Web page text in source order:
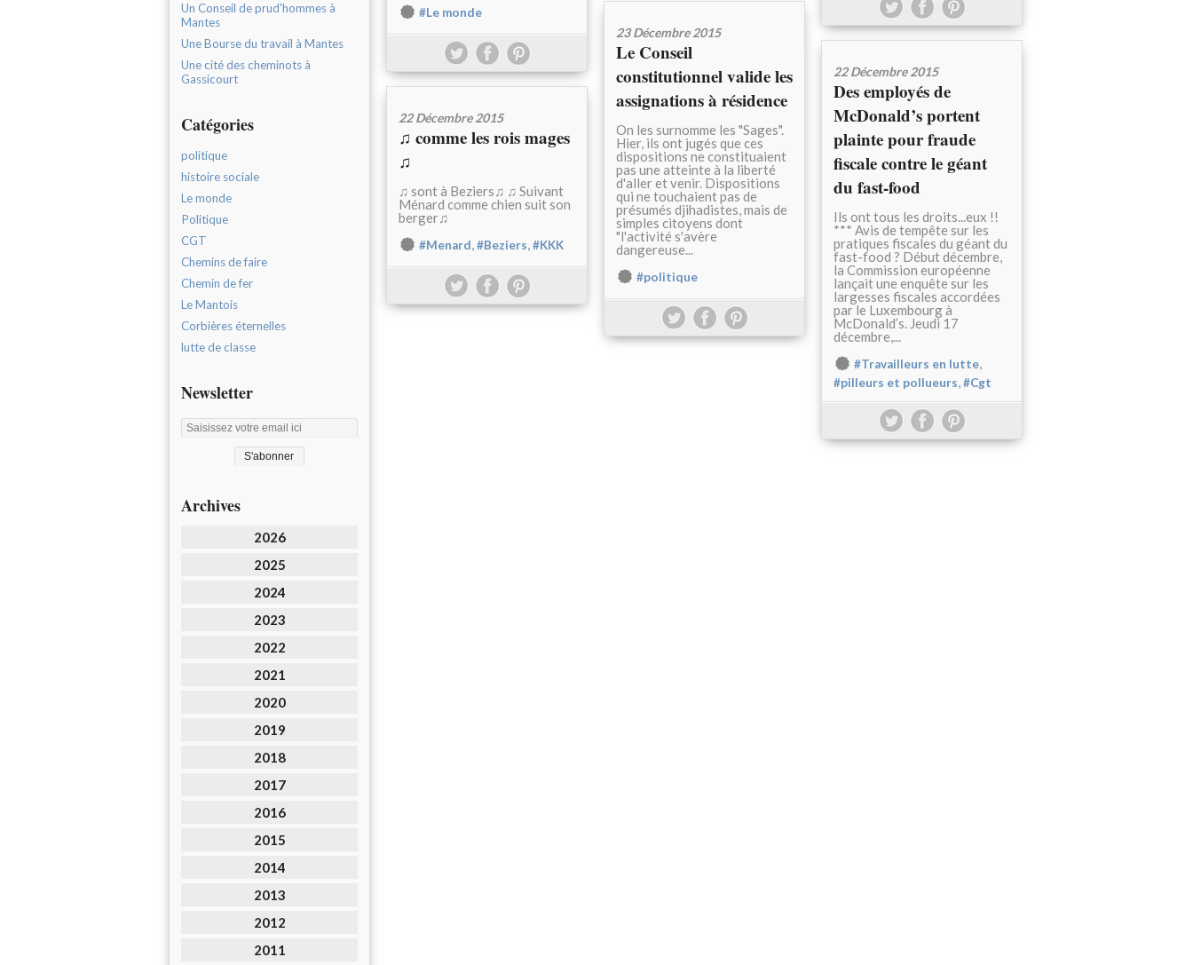
Un Conseil de prud'hommes à
Mantes
Une Bourse du travail à Mantes
Une cité des cheminots à
Gassicourt
Catégories
politique
histoire sociale
Le monde
Politique
CGT
Chemins de faire
Chemin de fer
Le Mantois
Corbières éternelles
lutte de classe
Newsletter
Archives
2026
2025
2024
2023
2022
2021
2020
2019
2018
2017
2016
2015
2014
2013
2012
2011
#Le monde
23 Décembre 2015
Le Conseil
constitutionnel valide les
assignations à résidence
On les surnomme les "Sages".
Hier, ils ont jugés que ces
dispositions ne constituaient
pas une atteinte à la liberté
d'aller et venir. Dispositions
qui ne touchaient pas de
présumés djihadistes, mais de
simples citoyens dont
"l'activité s'avère
dangereuse...
#politique
22 Décembre 2015
Des employés de
McDonald’s portent
plainte pour fraude
fiscale contre le géant
du fast-food
Ils ont tous les droits...eux !!
*** Avis de tempête sur les
pratiques fiscales du géant du
fast-food ? Début décembre,
la Commission européenne
lançait une enquête sur les
largesses fiscales accordées
par le Luxembourg à
McDonald’s. Jeudi 17
décembre,...
#Travailleurs en lutte,
#pilleurs et pollueurs,#Cgt
22 Décembre 2015
♫ comme les rois mages
♫
♫ sont à Beziers♫ ♫ Suivant
Ménard comme chien suit son
berger♫
#Menard,#Beziers,#KKK